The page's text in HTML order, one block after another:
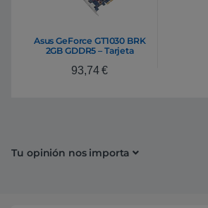
Asus GeForce GT1030 BRK
2GB GDDR5 – Tarjeta
93,74€
Tu opinión nos importa